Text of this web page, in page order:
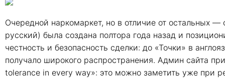
Очередной наркомаркет, но в отличие от остальных
русский) была создана полтора года назад и
честность и безопасность сделки: до «Точки» в
получало широкого распространения. Админ сайта
tolerance in every way»: это можно заметить уже при